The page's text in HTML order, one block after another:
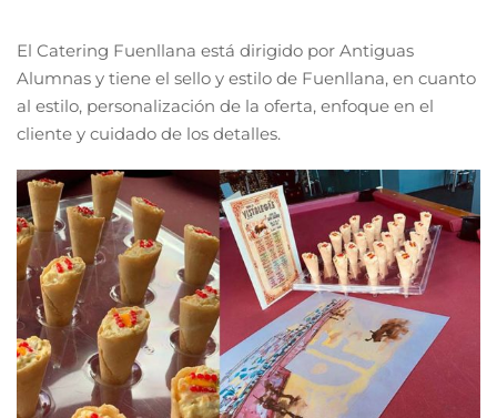
El Catering Fuenllana está dirigido por Antiguas
Alumnas y tiene el sello y estilo de Fuenllana, en cuanto
al estilo, personalización de la oferta, enfoque en el
cliente y cuidado de los detalles.